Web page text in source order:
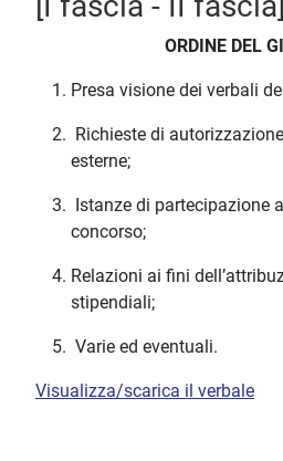
ORDINE DEL
Presa visione dei verbali
Richieste di
esterne;
Istanze di partecipazione
concorso;
Relazioni ai fini
stipendiali;
Varie ed eventuali.
Visualizza/scarica il verbale